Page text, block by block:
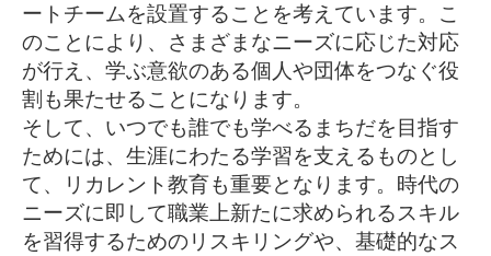
ートチームを設置することを考えています。こ
のことにより、 さまざまなニーズに応じた対応
が行え、学ぶ意欲のある個人や団体をつなぐ役
割も果たせることになります。
そして、いつでも誰でも学べるまちだを目指す
ためには、生涯にわたる学習を支えるものとし
て、リカレント教育も重要となります。 時代の
ニーズに即して職業上新たに求められるスキル
を習得するためのリスキリングや、基礎的なス